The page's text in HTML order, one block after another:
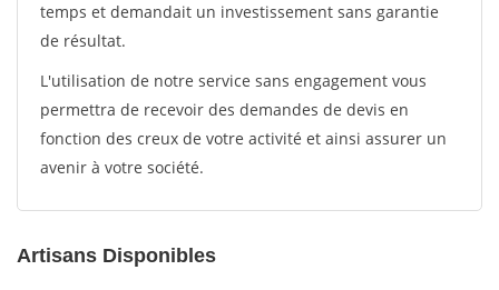
temps et demandait un investissement sans garantie
de résultat.
L'utilisation de notre service sans engagement vous
permettra de recevoir des demandes de devis en
fonction des creux de votre activité et ainsi assurer un
avenir à votre société.
Artisans Disponibles